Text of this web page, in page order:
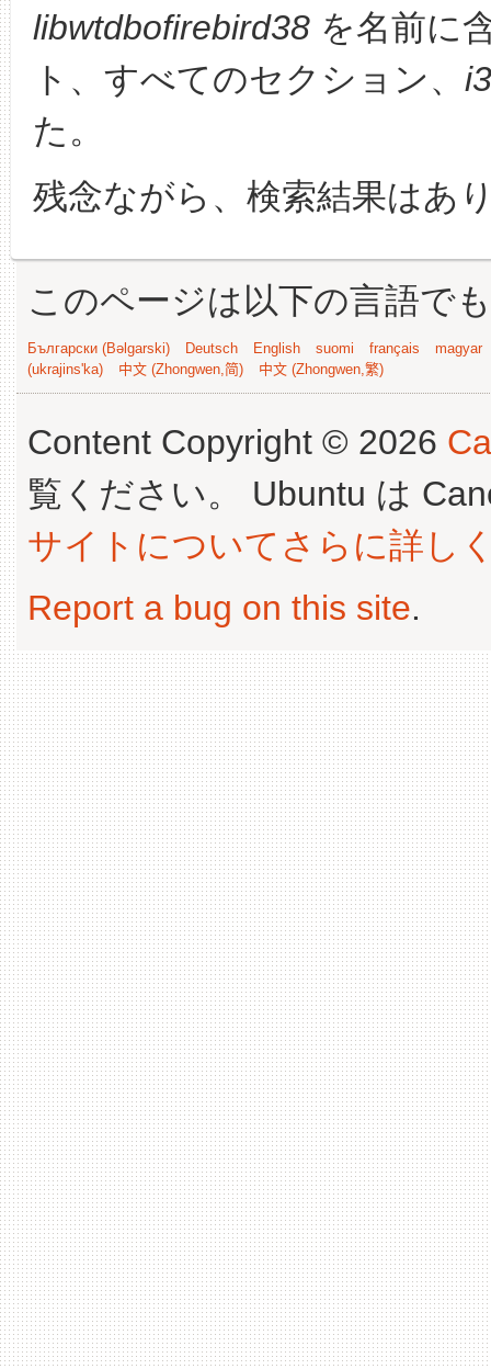
libwtdbofirebird38 を名前に
ト、すべてのセクション、
た。
残念ながら、検索結果はあ
このページは以下の言語で
Български (Bəlgarski) Deutsch English suomi français
magyar
(ukrajins'ka)
中文 (Zhongwen,简) 中文 (Zhongwen,繁)
Content Copyright © 2026
覧ください。 Ubuntu は
サイトについてさらに詳し
Report a bug on this site.